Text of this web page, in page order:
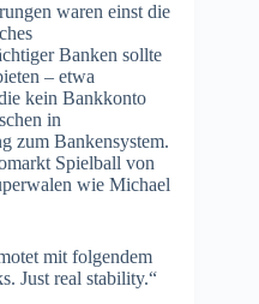
waren einst die
Banken sollte
– etwa
kein Bankkonto
in
zum Bankensystem.
Spielball von
wie Michael
mit folgendem
Just real stability.“